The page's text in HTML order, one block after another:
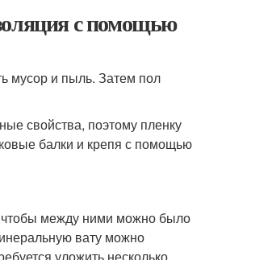
с помощью
мусор и пыль. Затем пол
свойства, поэтому пленку
балки и крепя с помощью
чтобы между ними можно было
вату можно